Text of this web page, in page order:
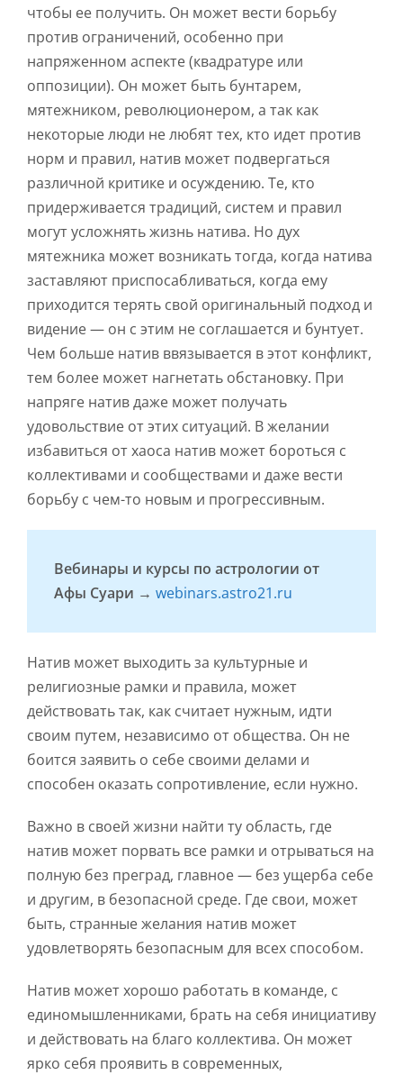
чтобы ее получить. Он может вести борьбу
против ограничений, особенно при
напряженном аспекте (квадратуре или
оппозиции). Он может быть бунтарем,
мятежником, революционером, а так как
некоторые люди не любят тех, кто идет против
норм и правил, натив может подвергаться
различной критике и осуждению. Те, кто
придерживается традиций, систем и правил
могут усложнять жизнь натива. Но дух
мятежника может возникать тогда, когда натива
заставляют приспосабливаться, когда ему
приходится терять свой оригинальный подход и
видение — он с этим не соглашается и бунтует.
Чем больше натив ввязывается в этот конфликт,
тем более может нагнетать обстановку. При
напряге натив даже может получать
удовольствие от этих ситуаций. В желании
избавиться от хаоса натив может бороться с
коллективами и сообществами и даже вести
борьбу с чем-то новым и прогрессивным.
Вебинары и курсы по астрологии от
Афы Суари → webinars.astro21.ru
Натив может выходить за культурные и
религиозные рамки и правила, может
действовать так, как считает нужным, идти
своим путем, независимо от общества. Он не
боится заявить о себе своими делами и
способен оказать сопротивление, если нужно.
Важно в своей жизни найти ту область, где
натив может порвать все рамки и отрываться на
полную без преград, главное — без ущерба себе
и другим, в безопасной среде. Где свои, может
быть, странные желания натив может
удовлетворять безопасным для всех способом.
Натив может хорошо работать в команде, с
единомышленниками, брать на себя инициативу
и действовать на благо коллектива. Он может
ярко себя проявить в современных,